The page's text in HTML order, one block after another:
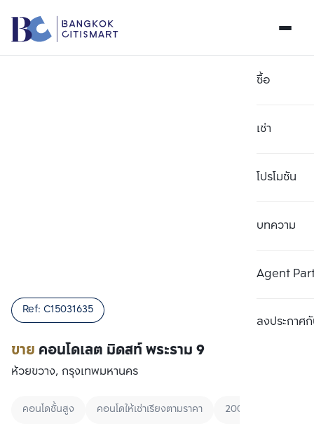
ซื้อ
เช่า
โปรโมชัน
บทความ
Agent
ลงประกาศกั
ขาย คอนโดเลต มิดสท์ พระราม 9
Ref: C15031635
ห้วยขวาง, กรุงเทพมหานคร
คอนโดชั้นสูง คอนโดให้เช่าเรียงตามราคา 20000 - 25000